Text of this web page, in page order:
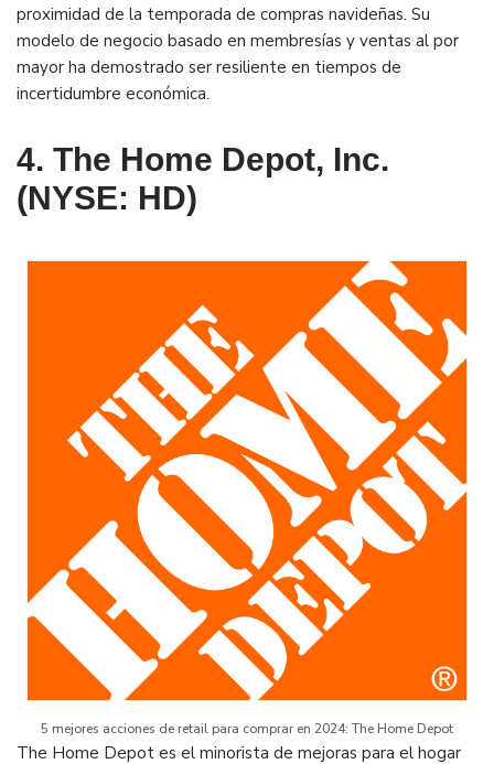
proximidad de la temporada de compras navideñas. Su
modelo de negocio basado en membresías y ventas al por
mayor ha demostrado ser resiliente en tiempos de
incertidumbre económica.
4. The Home Depot, Inc.
(NYSE: HD)
5 mejores acciones de retail para comprar en 2024: The Home Depot
The Home Depot es el minorista de mejoras para el hogar